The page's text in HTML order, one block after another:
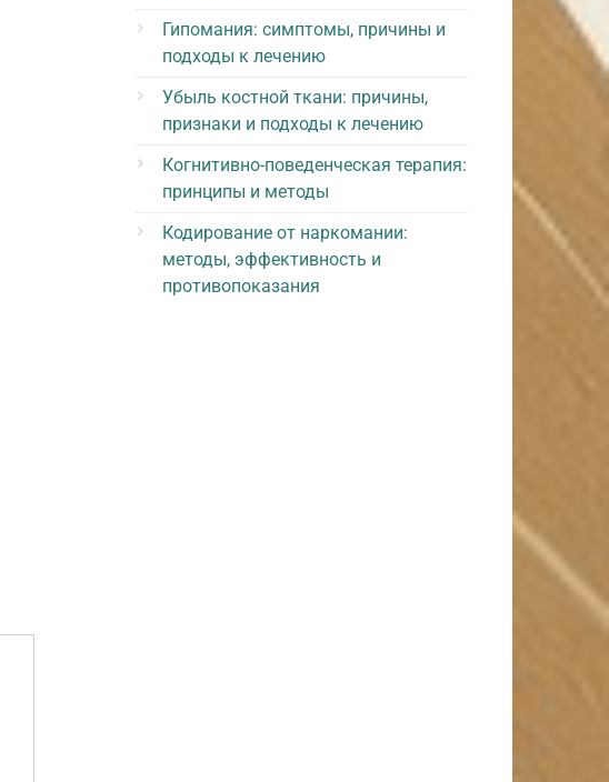
Гипомания: симптомы, причины и
подходы к лечению
Убыль костной ткани: причины,
признаки и подходы к лечению
Когнитивно-поведенческая терапия:
принципы и методы
Кодирование от наркомании:
методы, эффективность и
противопоказания